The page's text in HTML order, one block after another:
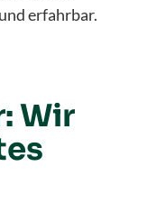
erfahrbar.
Wir